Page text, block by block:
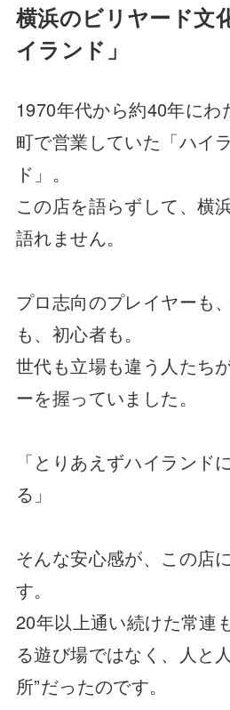
横浜のビリヤード文
イランド」
1970年代から約40年にわ
町で営業していた「ハイ
ド」。
この店を語らずして、横
語れません。
プロ志向のプレイヤーも
も、初心者も。
世代も立場も違う人たち
ーを握っていました。
「とりあえずハイランド
る」
そんな安心感が、この店
す。
20年以上通い続けた常連
る遊び場ではなく、人と
所”だったのです。